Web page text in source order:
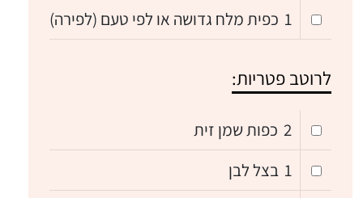
1 כפית מלח גדושה או לפי טעם (לפירה)
לרוטב פטריות:
2 כפות שמן זית
1 בצל לבן